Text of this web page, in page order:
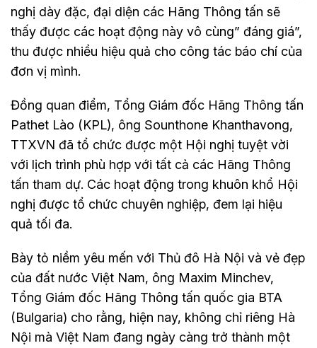
nghị dày đặc, đại diện các Hãng Thông tấn sẽ
thấy được các hoạt động này vô cùng” đáng giá”,
thu được nhiều hiệu quả cho công tác báo chí của
đơn vị mình.
Đồng quan điểm, Tổng Giám đốc Hãng Thông tấn
Pathet Lào (KPL), ông Sounthone Khanthavong,
TTXVN đã tổ chức được một Hội nghị tuyệt vời
với lịch trình phù hợp với tất cả các Hãng Thông
tấn tham dự. Các hoạt động trong khuôn khổ Hội
nghị được tổ chức chuyên nghiệp, đem lại hiệu
quả tối đa.
Bày tỏ niềm yêu mến với Thủ đô Hà Nội và vẻ đẹp
của đất nước Việt Nam, ông Maxim Minchev,
Tổng Giám đốc Hãng Thông tấn quốc gia BTA
(Bulgaria) cho rằng, hiện nay, không chỉ riêng Hà
Nội mà Việt Nam đang ngày càng trở thành một